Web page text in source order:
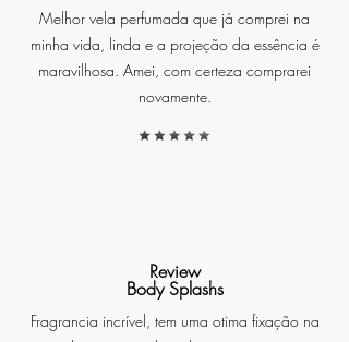
Melhor vela perfumada que já comprei na
minha vida, linda e a projeção da essência é
maravilhosa. Amei, com certeza comprarei
novamente.
Review
Body Splashs
Fragrancia incrível, tem uma otima fixação na